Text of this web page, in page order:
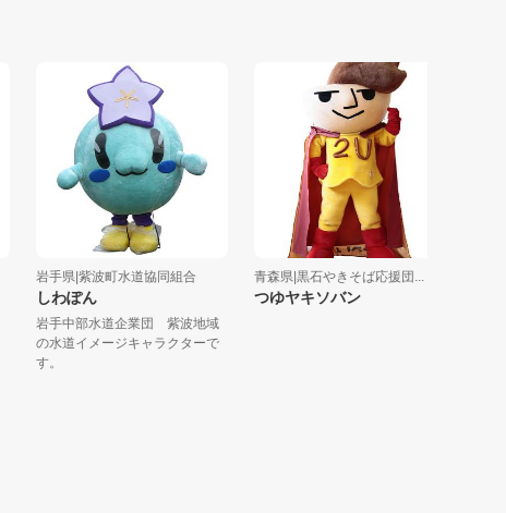
岩手県|紫波町水道協同組合
しわぽん
岩手中部水道企業団 紫波地域
の水道イメージキャラクターで
青森県|黒石やきそば応援団...
つゆヤキソバン